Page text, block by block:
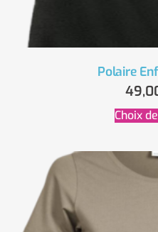
Polaire
Choix